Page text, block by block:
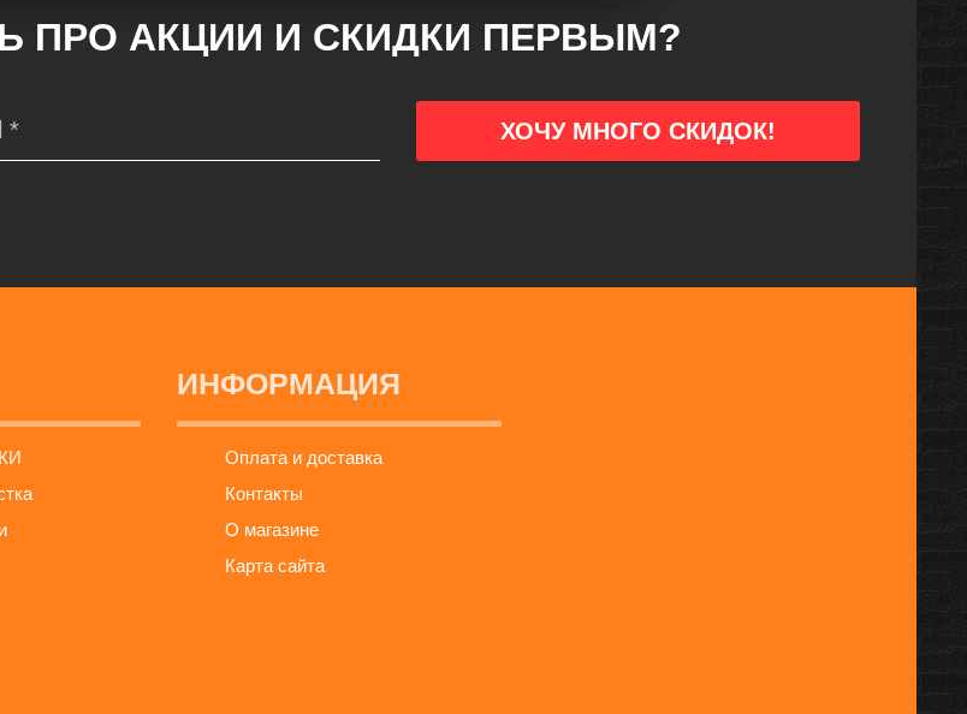
ПРО АКЦИИ И СКИДКИ ПЕРВЫМ?
ИНФОРМАЦИЯ
Оплата и доставка
Контакты
О магазине
Карта сайта